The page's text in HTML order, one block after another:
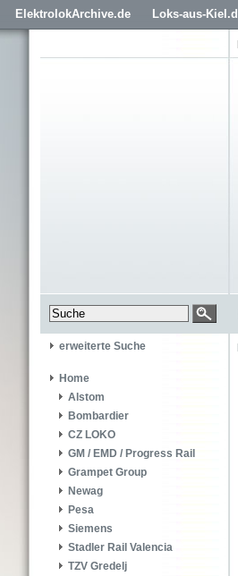
ElektrolokArchive.de Loks-aus-
erweiterte Suche
Home
Alstom
Bombardier
CZ LOKO
GM / EMD / Progress Rail
Grampet Group
Newag
Pesa
Siemens
Stadler Rail Valencia
TZV Gredelj